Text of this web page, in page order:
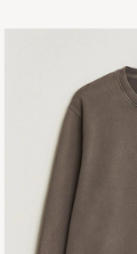
Storlek M, 178cm,
även med färgen.